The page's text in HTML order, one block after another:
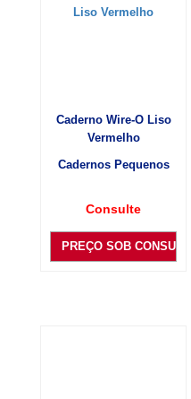
Caderno Wire-O Liso
Vermelho
Cadernos Pequenos
Consulte
PREÇO SOB CONSULTA